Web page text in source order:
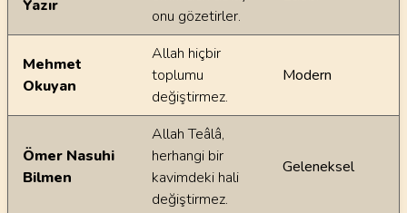
Yazır
onu gözetirler.
Mehmet
Okuyan
Allah hiçbir
toplumu
değiştirmez.
Modern
Ömer Nasuhi
Bilmen
Allah Teâlâ,
herhangi bir
kavimdeki hali
değiştirmez.
Geleneksel